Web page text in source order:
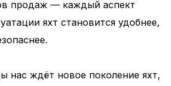
продаж — каждый аспект
яхт становится удобнее,
нас ждёт новое поколение яхт,